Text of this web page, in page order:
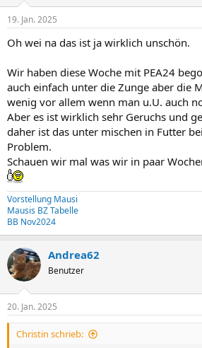
19. Jan. 2025
Oh wei na das ist ja wirklich unschön.
Wir haben diese Woche mit PEA24
auch einfach unter die Zunge aber die
wenig vor allem wenn man u.U. auch
Aber es ist wirklich sehr Geruchs und
daher ist das unter mischen in Futter
Problem.
Schauen wir mal was wir in paar
Vorstellung Mausi
Mausis BZ Tabelle
BB Nov2024
Andrea62
Benutzer
20. Jan. 2025
Christin schrieb: